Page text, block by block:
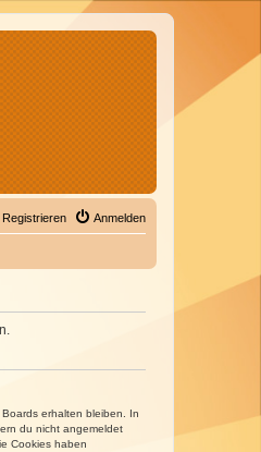
Anmelden
Registrieren
erhalten bleiben. In
du nicht angemeldet
Cookies haben